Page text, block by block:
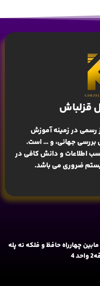
قزلباش
رسمی در زمینهآموزش
بررسی جهانی، و … است.
اطلاعات و دانش کافی در
ضروری می باشد.
چهارراه حافظ و فلکه نه پله